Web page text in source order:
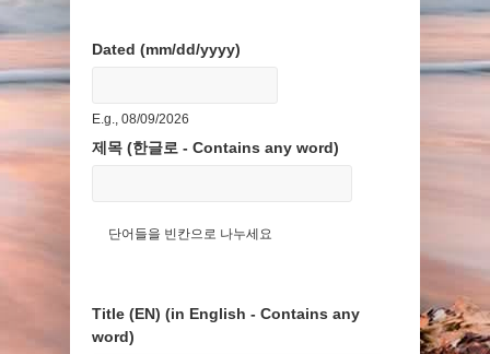
Dated (mm/dd/yyyy)
E.g., 08/09/2026
제목 (한글로 - Contains any word)
단어들을 빈칸으로 나누세요
Title (EN) (in English - Contains any
word)